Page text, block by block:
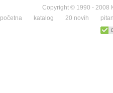
Copyright © 1990 - 2008
početna
katalog 20 novih